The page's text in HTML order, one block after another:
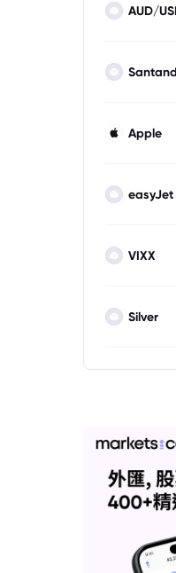
AUD/
Apple
easyJet
VIXX
Silver